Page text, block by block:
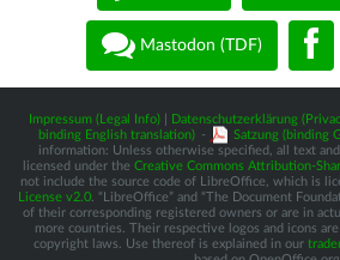
Mastodon (TDF)
Impressum (Legal Info) Datenschutzerklärung
binding English translation) - Satzung (binding
information: Unless otherwise specified, all text
licensed under the Creative Commons Attribution-
not include the source code of LibreOffice, which is
License v2.0 . “LibreOffice” and “The Document
of their corresponding registered owners or are in
more countries. Their respective logos and icons
copyright laws. Use thereof is explained in our